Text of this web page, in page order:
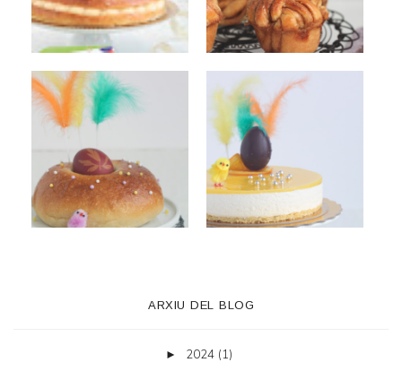
ARXIU DEL BLOG
► 2024 (1)